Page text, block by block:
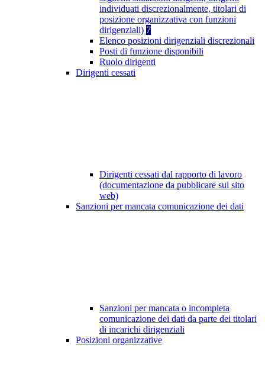
individuati discrezionalmente, titolari di
posizione organizzativa con funzioni
dirigenziali) 7
Elenco posizioni dirigenziali discrezionali
Posti di funzione disponibili
Ruolo dirigenti
Dirigenti cessati
Dirigenti cessati dal rapporto di lavoro
(documentazione da pubblicare sul sito
web)
Sanzioni per mancata comunicazione dei dati
Sanzioni per mancata o incompleta
comunicazione dei dati da parte dei titolari
di incarichi dirigenziali
Posizioni organizzative